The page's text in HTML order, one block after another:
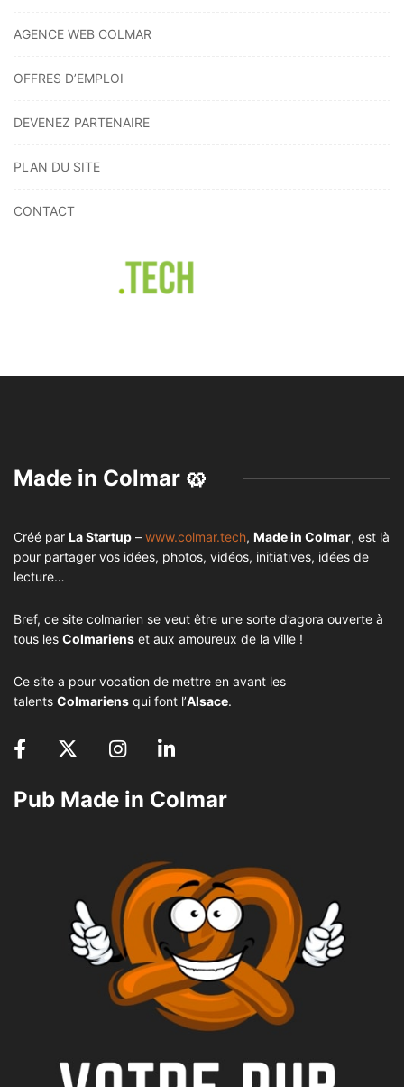
AGENCE WEB COLMAR
OFFRES D’EMPLOI
DEVENEZ PARTENAIRE
PLAN DU SITE
CONTACT
Made in Colmar 🥨
Créé par La Startup – www.colmar.tech, Made in Colmar, est là
pour partager vos idées, photos, vidéos, initiatives, idées de
lecture…
Bref, ce site colmarien se veut être une sorte d’agora ouverte à
tous les Colmariens et aux amoureux de la ville !
Ce site a pour vocation de mettre en avant les
talents Colmariens qui font l’Alsace.
Pub Made in Colmar